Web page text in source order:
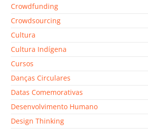
Crowdfunding
Crowdsourcing
Cultura
Cultura Indígena
Cursos
Danças Circulares
Datas Comemorativas
Desenvolvimento Humano
Design Thinking